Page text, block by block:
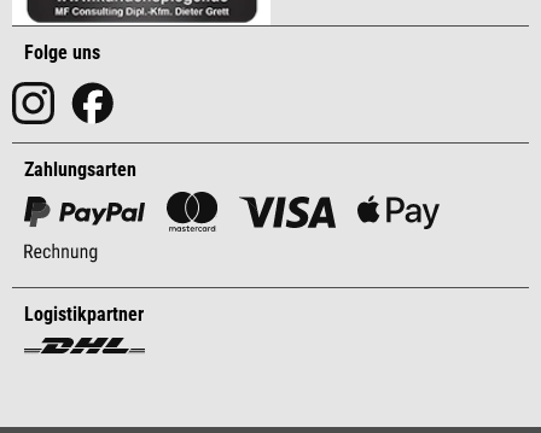
Folge uns
Zahlungsarten
Logistikpartner